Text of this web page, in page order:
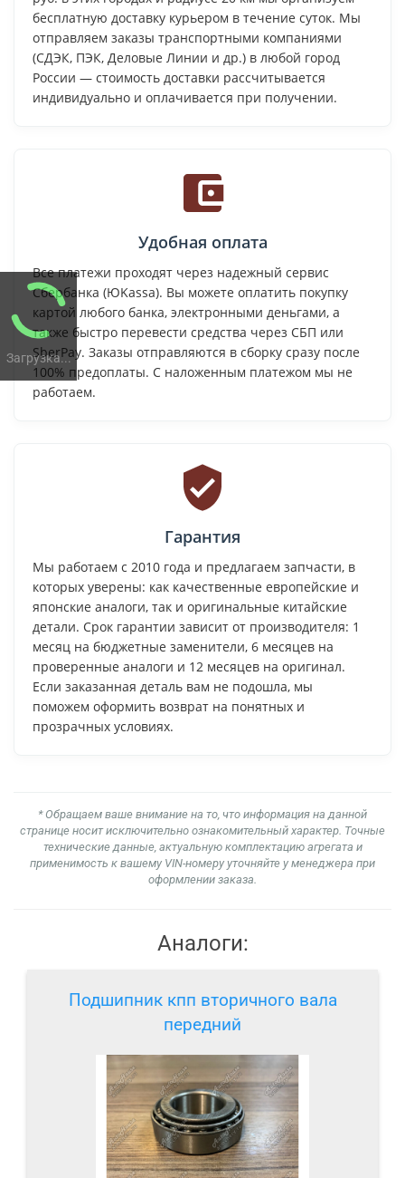
Загрузка...
бесплатную доставку курьером в течение суток. Мы
отправляем заказы транспортными компаниями
(СДЭК, ПЭК, Деловые Линии и др.) в любой город
России — стоимость доставки рассчитывается
индивидуально и оплачивается при получении.
Удобная оплата
Все платежи проходят через надежный сервис
Сбербанка (ЮKassa). Вы можете оплатить покупку
картой любого банка, электронными деньгами, а
также быстро перевести средства через СБП или
SberPay. Заказы отправляются в сборку сразу после
100% предоплаты. С наложенным платежом мы не
работаем.
Гарантия
Мы работаем с 2010 года и предлагаем запчасти, в
которых уверены: как качественные европейские и
японские аналоги, так и оригинальные китайские
детали. Срок гарантии зависит от производителя: 1
месяц на бюджетные заменители, 6 месяцев на
проверенные аналоги и 12 месяцев на оригинал.
Если заказанная деталь вам не подошла, мы
поможем оформить возврат на понятных и
прозрачных условиях.
* Обращаем ваше внимание на то, что информация на данной
странице носит исключительно ознакомительный характер. Точные
технические данные, актуальную комплектацию агрегата и
применимость к вашему VIN-номеру уточняйте у менеджера при
оформлении заказа.
Аналоги:
Подшипник кпп вторичного вала
передний